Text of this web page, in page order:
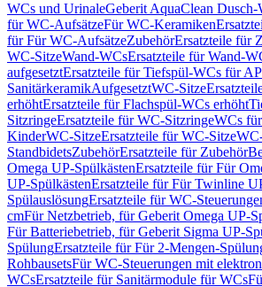
WCs und UrinaleGeberit AquaClean Dusch-
für WC-AufsätzeFür WC-Keramiken
für Für WC-AufsätzeZubehörErsatzteile für
WC-SitzeWand-WCsErsatzteile für Wand-
aufgesetztErsatzteile für Tiefspül-WCs für
SanitärkeramikAufgesetztWC-Sitze
erhöhtErsatzteile für Flachspül-WCs erhöht
SitzringeErsatzteile für WC-SitzringeWCs
KinderWC-SitzeErsatzteile für WC-Sitze
StandbidetsZubehörErsatzteile für Zubehör
Omega UP-SpülkästenErsatzteile für Für
UP-SpülkästenErsatzteile für Für Twinline
SpülauslösungErsatzteile für WC-
cmFür Netzbetrieb, für Geberit Omega UP-
Für Batteriebetrieb, für Geberit Sigma UP-
SpülungErsatzteile für Für 2-Mengen-
RohbausetsFür WC-Steuerungen mit
WCsErsatzteile für Sanitärmodule für WCs